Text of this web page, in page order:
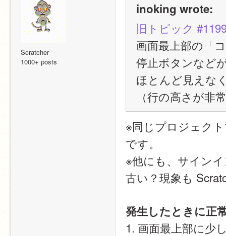
Scratcher
1000+ posts
inoking wrote:
旧トピック
画面最上部の「
停止ボタンなど
ほとんど見えな
（行の高さが非
※同じプロジェク
です。
※他にも、サイン
古い？現象も
発生したときに正
1. 画面最上部に少